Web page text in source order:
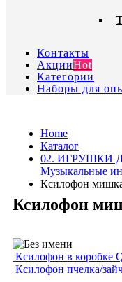
Контакты
АкцииHot
Категории
Наборы для
Home
Каталог
02. ИГРУШКИ
Музыкальные
Ксилофон
Ксилофон
Ксилофон в коробке
Ксилофон пчелка/